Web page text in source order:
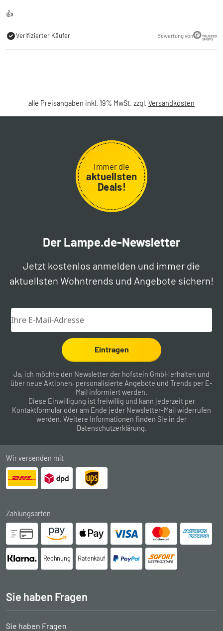
👍
Verifizierter Käufer Bewertung von
alle Preisangaben inkl. 19% MwSt. zzgl. Versandkosten
Immer die
aktuellsten
Deals!
Der Lampe.de-Newsletter
Jetzt kostenlos anmelden und immer die
aktuellsten Wohntrends und Angebote sichern!
Eintragen
Ja, ich möchte den Newsletter der hofstein GmbH erhalten und
über neue Aktionen, personalisierte Angebote und Trends per E-
Mail informiert werden.
Diese Einwilligung ist freiwillig und kann jederzeit per
Kontaktformular oder am Ende jeder Newsletter-Mail widerrufen
werden. Weitere Informationen finden Sie in der
Datenschutzerklärung.
Wir versenden mit
Zahlungsarten
Rechnung Ratenkauf
Sie haben Fragen
Sie haben Fragen